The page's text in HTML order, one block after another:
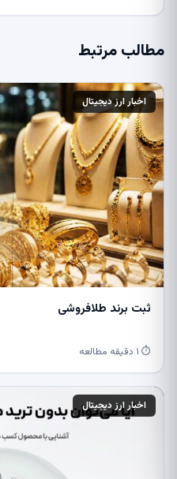
مطالب مرتبط
اخبار ارز دیجیتال
ثبت برند طلافروشی
⏱ ۱ دقیقه مطالعه
اخبار ارز دیجیتال